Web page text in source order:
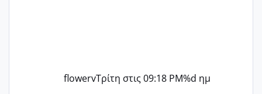
flowervΤρίτη στις 09:18 PM%d ημ